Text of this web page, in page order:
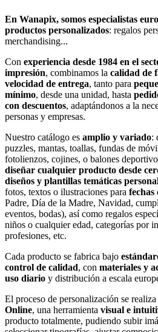
En Wanapix, somos especialistas
productos personalizados: regalos
merchandising...
Con experiencia desde 1984 en el
impresión, combinamos la calidad de
velocidad de entrega, tanto para
mínimo, desde una unidad, hasta
con descuentos, adaptándonos a la
personas y empresas.
Nuestro catálogo es amplio y variado:
puzzles, mantas, toallas, fundas de
fotolienzos, cojines, o balones
diseñar cualquier producto desde
diseños y plantillas temáticas
fotos, textos o ilustraciones para fechas
Padre, Día de la Madre, Navidad,
eventos, bodas), así como regalos
niños o cualquier edad, categorías por
profesiones, etc.
Cada producto se fabrica bajo
control de calidad, con materiales y
uso diario y distribución a escala
El proceso de personalización se
Online, una herramienta visual e
producto totalmente, pudiendo subir